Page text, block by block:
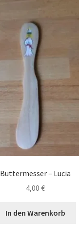
Buttermesser – Lucia
4,00 €
In den Warenkorb